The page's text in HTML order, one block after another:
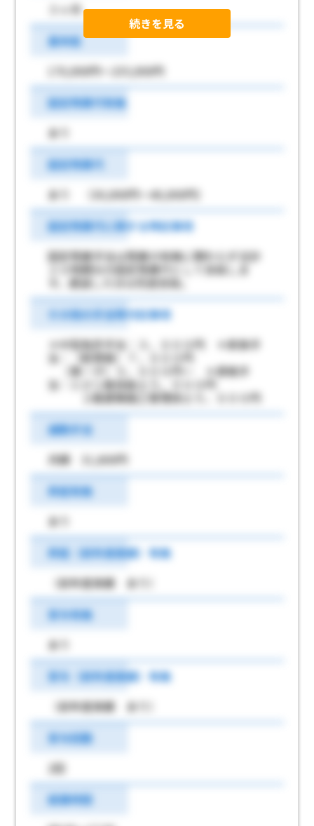
３ヶ月
基本給
170,000円～235,000円
固定残業代有無
あり
固定残業代
あり （30,000円～40,000円）
固定残業代に関する特記事項
固定残業手当は残業の有無に関わらず合計
２０時間分の固定残業代として支給しま
す。超過した分は別途支給。
その他の手当等付記事項
＊中型免許手当：３，０００円 ＊家族手
当：（配偶者）７，０００円
（第一子）５，０００円～ ＊資格手
当：とび１級技能士５，０００円
２級建築施工管理技士５，０００円
通勤手当
月額 31,600円
昇給有無
あり
昇給（前年度実績）有無
（前年度実績 あり）
賞与有無
あり
賞与（前年度実績）有無
（前年度実績 あり）
賞与回数
2回
就業時間
続きを見る